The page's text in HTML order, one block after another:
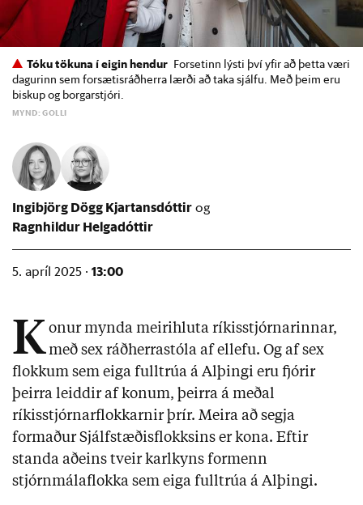
Tóku tökuna í eigin hendur Forsetinn lýsti því yfir að þetta væri
dagurinn sem forsætisráðherra lærði að taka sjálfu. Með þeim eru
biskup og borgarstjóri.
MYND: GOLLI
Ingibjörg Dögg Kjartansdóttir
Ragnhildur Helgadóttir
5. apríl 2025 · 13:00
Konur mynda meirihluta ríkisstjórnarinnar,
með sex ráðherrastóla af ellefu. Og af sex
flokkum sem eiga fulltrúa á Alþingi eru fjórir
þeirra leiddir af konum, þeirra á meðal
ríkisstjórnarflokkarnir þrír. Meira að segja
formaður Sjálfstæðisflokksins er kona. Eftir
standa aðeins tveir karlkyns formenn
stjórnmálaflokka sem eiga fulltrúa á Alþingi.